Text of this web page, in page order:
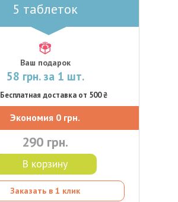
5 таблеток
Ваш подарок
58 грн. за 1 шт.
Бесплатная доставка от 500 ₴
Экономия 0 грн.
290 грн.
В корзину
Заказать в 1 клик